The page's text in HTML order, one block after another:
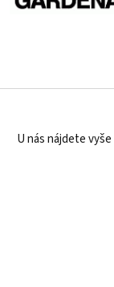
U nás nájdete vyše